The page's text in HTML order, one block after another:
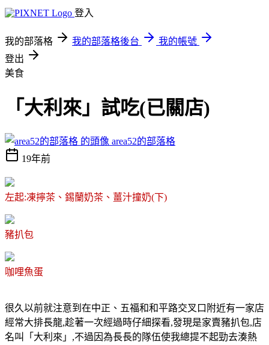
登入
我的部落格 我的部落格後台
我的帳號
登出
美食
「大利來」試吃(已關店)
area52的部落格
19年前
左起:凍擰茶、錫蘭奶茶、薑汁撞奶(下)
豬扒包
咖哩魚蛋
很久以前就注意到在中正、五福和和平路交叉口附近有一家店
經常大排長龍,趁著一次經過時仔細探看,發現是家賣豬扒包,店
名叫「大利來」,不過因為長長的隊伍使我總提不起勁去湊熱